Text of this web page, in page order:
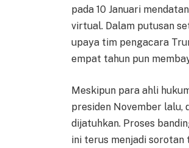
pada 10 Januari
virtual. Dalam putusan
upaya tim pengacara
empat tahun pun
Meskipun para ahli
presiden November lalu,
dijatuhkan. Proses
ini terus menjadi sorotan